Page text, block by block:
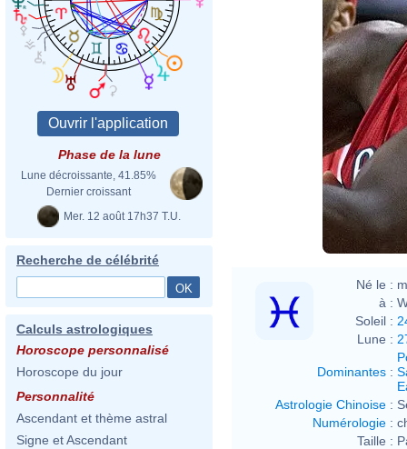
Phase de la lune
Lune décroissante, 41.85%
Dernier croissant
Mer. 12 août 17h37 T.U.
Recherche de célébrité
Calculs astrologiques
Horoscope personnalisé
Horoscope du jour
Personnalité
Ascendant et thème astral
Signe et Ascendant
Né le :
à :
Soleil :
Lune :
Dominantes :
Astrologie Chinoise :
Numérologie :
Taille :